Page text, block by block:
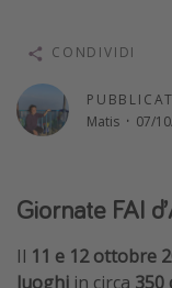
Vacanze al mare
Viaggi per single
Altri argomenti
Calendario di
Festività del 2026
Matis · 07/
CONDIVIDI
Giornate FAI
Il 11 e 12 ottobre
luoghi in circa 350